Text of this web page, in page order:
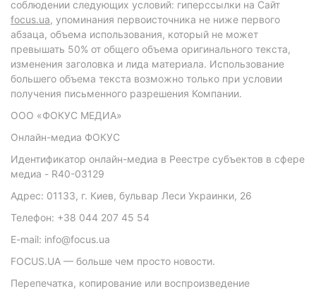
соблюдении следующих условий: гиперссылки на Сайт
focus.ua, упоминания первоисточника не ниже первого
абзаца, объема использования, который не может
превышать 50% от общего объема оригинального текста,
изменения заголовка и лида материала. Использование
большего объема текста возможно только при условии
получения письменного разрешения Компании.
ООО «ФОКУС МЕДИА»
Онлайн-медиа ФОКУС
Идентификатор онлайн-медиа в Реестре субъектов в сфере
медиа - R40-03129
Адрес: 01133, г. Киев, бульвар Леси Украинки, 26
Телефон: +38 044 207 45 54
E-mail: info@focus.ua
FOCUS.UA — больше чем просто новости.
Перепечатка, копирование или воспроизведение